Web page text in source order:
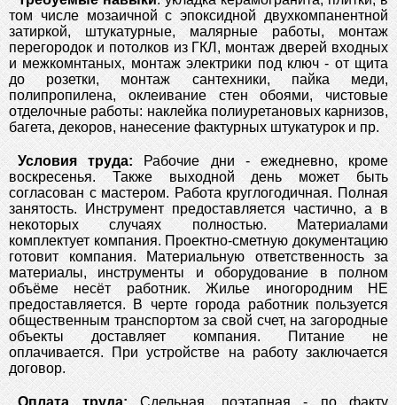
том числе мозаичной с эпоксидной двухкомпанентной
затиркой, штукатурные, малярные работы, монтаж
перегородок и потолков из ГКЛ, монтаж дверей входных
и межкомнтаных, монтаж электрики под ключ - от щита
до розетки, монтаж сантехники, пайка меди,
полипропилена, оклеивание стен обоями, чистовые
отделочные работы: наклейка полиуретановых карнизов,
багета, декоров, нанесение фактурных штукатурок и пр.
Условия труда: Рабочие дни - ежедневно, кроме
воскресенья. Также выходной день может быть
согласован с мастером. Работа круглогодичная. Полная
занятость. Инструмент предоставляется частично, а в
некоторых случаях полностью. Материалами
комплектует компания. Проектно-сметную документацию
готовит компания. Материальную ответственность за
материалы, инструменты и оборудование в полном
объёме несёт работник. Жилье иногородним НЕ
предоставляется. В черте города работник пользуется
общественным транспортом за свой счет, на загородные
объекты доставляет компания. Питание не
оплачивается. При устройстве на работу заключается
договор.